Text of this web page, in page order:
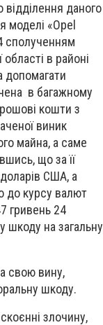
відділення даного
моделі «Opel
сполученням
в районі
допомагати
в багажному
кошти з
виник
майна, а саме
що за її
США, а
до курсу валют
гривень 24
шкоду на загальну
свою вину,
шкоду.
злочину,